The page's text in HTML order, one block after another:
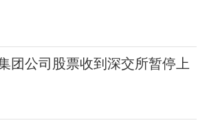
团公司股票收到深交所暂停上